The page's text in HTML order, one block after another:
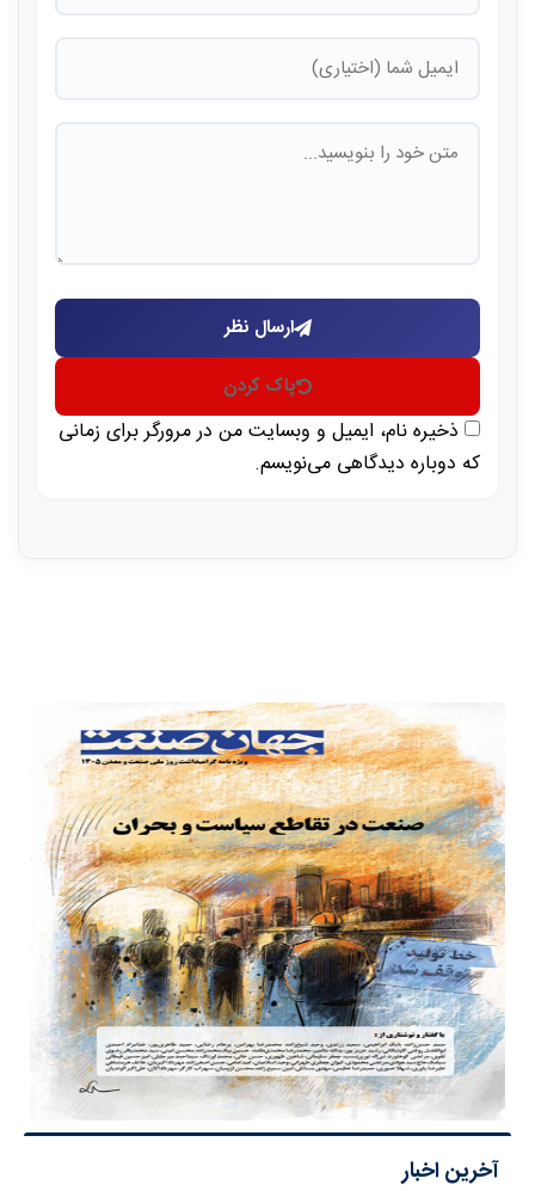
ارسال نظر
پاک کردن
ذخیره نام، ایمیل و وبسایت من در مرورگر برای زمانی
که دوباره دیدگاهی می‌نویسم.
آخرین اخبار